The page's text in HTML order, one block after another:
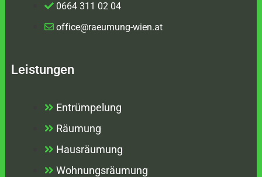
0664 311 02 04
office@raeumung-wien.at
Leistungen
Entrümpelung
Räumung
Hausräumung
Wohnungsräumung